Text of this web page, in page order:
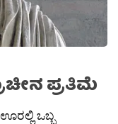
ಪ್ರತಿಮೆ
ಊರಲ್ಲಿ ಒಬ್ಬ